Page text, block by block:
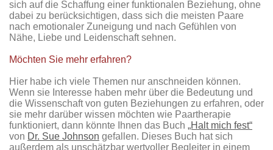
sich auf die Schaffung einer funktionalen Beziehung, ohne
dabei zu berücksichtigen, dass sich die meisten Paare
nach emotionaler Zuneigung und nach Gefühlen von
Nähe, Liebe und Leidenschaft sehnen.
Möchten Sie mehr erfahren?
Hier habe ich viele Themen nur anschneiden können.
Wenn sie Interesse haben mehr über die Bedeutung und
die Wissenschaft von guten Beziehungen zu erfahren, oder
sie mehr darüber wissen möchten wie Paartherapie
funktioniert, dann könnte Ihnen das Buch „Halt mich fest“
von Dr. Sue Johnson gefallen. Dieses Buch hat sich
außerdem als unschätzbar wertvoller Begleiter in einem